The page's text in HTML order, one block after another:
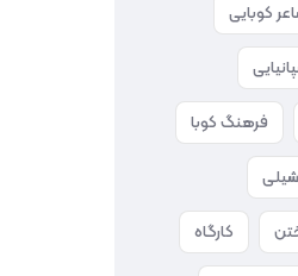
کوبایی
فرهنگ کوبا
کارگاه